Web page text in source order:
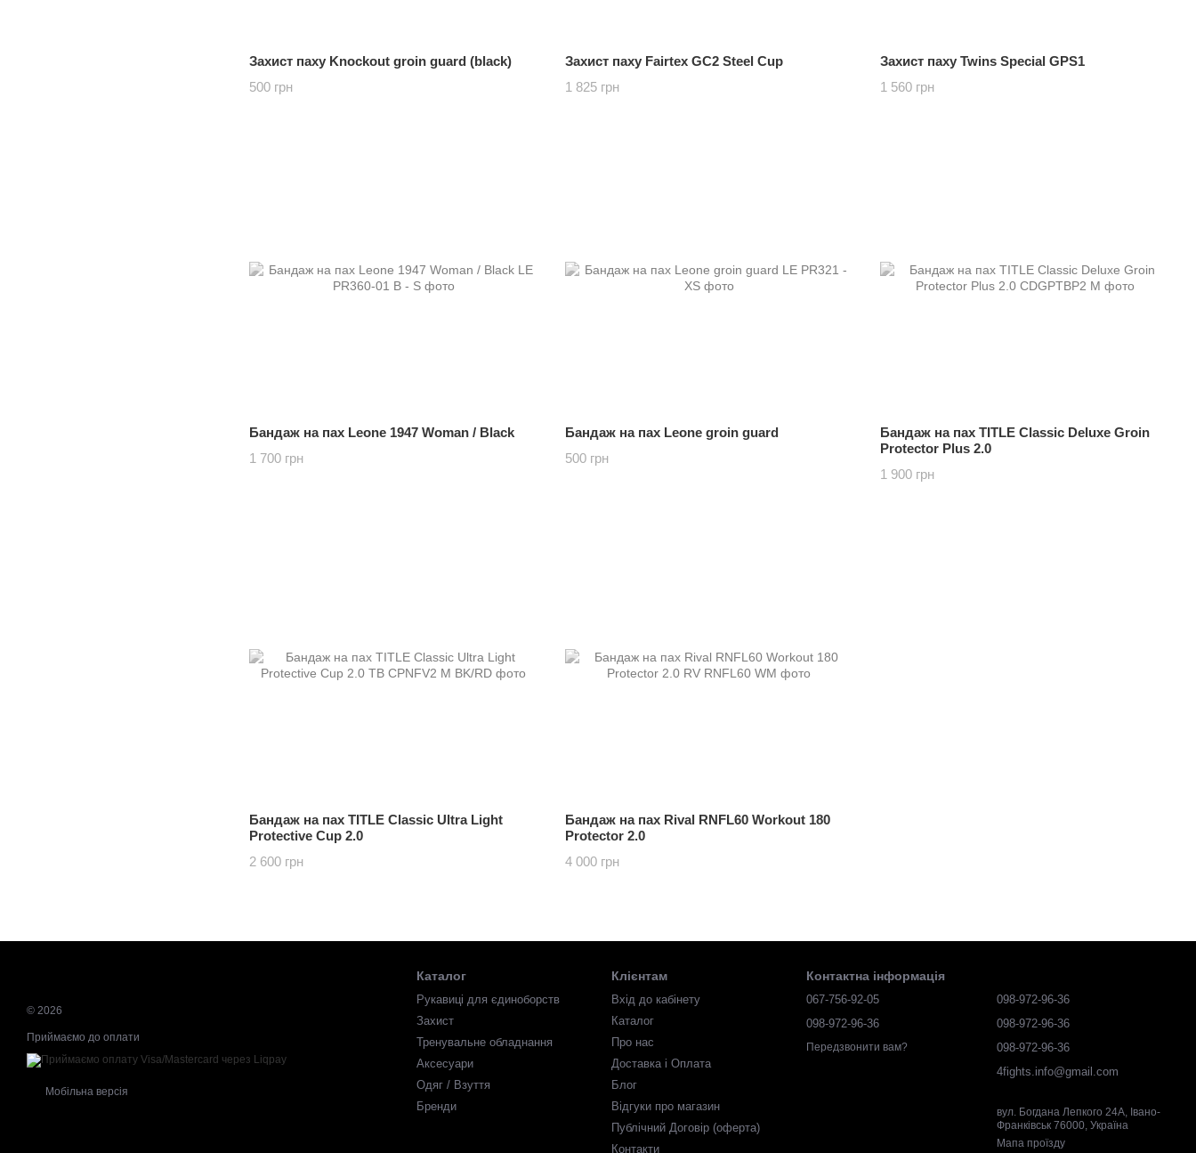
Захист паху Knockout groin guard (black)
500 грн
Захист паху Fairtex GC2 Steel Cup
1 825 грн
Захист паху Twins Special GPS1
1 560 грн
Бандаж на пах Leone 1947 Woman / Black
1 700 грн
Бандаж на пах Leone groin guard
500 грн
Бандаж на пах TITLE Classic Deluxe Groin
Protector Plus 2.0
1 900 грн
Бандаж на пах TITLE Classic Ultra Light
Protective Cup 2.0
2 600 грн
Бандаж на пах Rival RNFL60 Workout 180
Protector 2.0
4 000 грн
© 2026
Приймаємо до оплати
Мобільна версія
Каталог
Рукавиці для єдиноборств
Захист
Тренувальне обладнання
Аксесуари
Одяг / Взуття
Бренди
Клієнтам
Вхід до кабінету
Каталог
Про нас
Доставка і Оплата
Блог
Відгуки про магазин
Публічний Договір (оферта)
Контакти
Контактна інформація
067-756-92-05
098-972-96-36
Передзвонити вам?
098-972-96-36
098-972-96-36
098-972-96-36
4fights.info@gmail.com
вул. Богдана Лепкого 24А, Івано-
Франківськ 76000, Україна
Мапа проїзду